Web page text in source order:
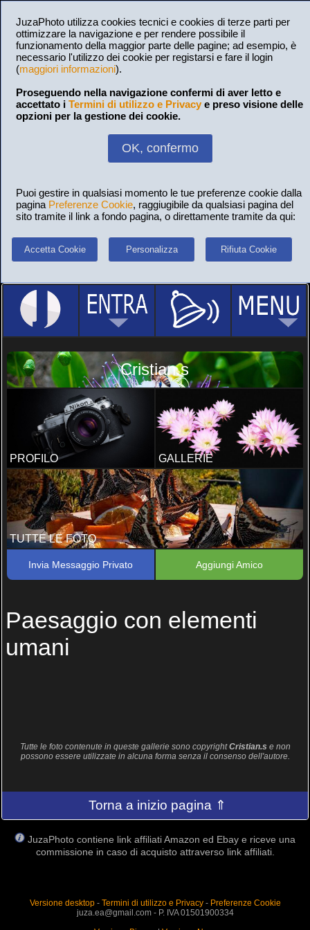
JuzaPhoto utilizza cookies tecnici e cookies di terze parti per
ottimizzare la navigazione e per rendere possibile il
funzionamento della maggior parte delle pagine; ad esempio, è
necessario l'utilizzo dei cookie per registarsi e fare il login
(maggiori informazioni).
Proseguendo nella navigazione confermi di aver letto e
accettato i Termini di utilizzo e Privacy e preso visione delle
opzioni per la gestione dei cookie.
OK, confermo
Puoi gestire in qualsiasi momento le tue preferenze cookie dalla
pagina Preferenze Cookie, raggiugibile da qualsiasi pagina del
sito tramite il link a fondo pagina, o direttamente tramite da qui:
Accetta Cookie Personalizza Rifiuta Cookie
Cristian.s
PROFILO GALLERIE
TUTTE LE FOTO
Invia Messaggio Privato Aggiungi Amico
Paesaggio con elementi
umani
Tutte le foto contenute in queste gallerie sono copyrightCristian.s e non
possono essere utilizzate in alcuna forma senza il consenso dell'autore.
Torna a inizio pagina ⇑
JuzaPhoto contiene link affiliati Amazon ed Ebay e riceve una
commissione in caso di acquisto attraverso link affiliati.
Versione desktop- Termini di utilizzo e Privacy- Preferenze Cookie
juza.ea@gmail.com - P. IVA 01501900334